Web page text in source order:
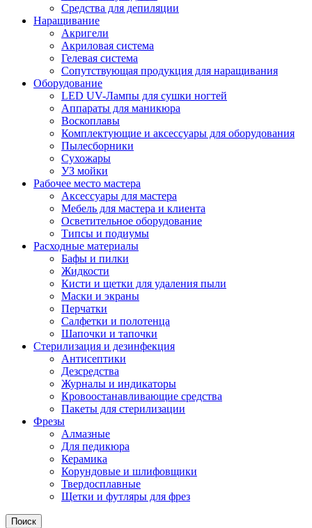
Средства для депиляции
Наращивание
Акригели
Акриловая система
Гелевая система
Сопутствующая продукция для наращивания
Оборудование
LED UV-Лампы для сушки ногтей
Аппараты для маникюра
Воскоплавы
Комплектующие и аксессуары для оборудования
Пылесборники
Сухожары
УЗ мойки
Рабочее место мастера
Аксессуары для мастера
Мебель для мастера и клиента
Осветительное оборудование
Типсы и подиумы
Расходные материалы
Бафы и пилки
Жидкости
Кисти и щетки для удаления пыли
Маски и экраны
Перчатки
Салфетки и полотенца
Шапочки и тапочки
Стерилизация и дезинфекция
Антисептики
Дезсредства
Журналы и индикаторы
Кровоостанавливающие средства
Пакеты для стерилизации
Фрезы
Алмазные
Для педикюра
Керамика
Корундовые и шлифовщики
Твердосплавные
Щетки и футляры для фрез
Поиск